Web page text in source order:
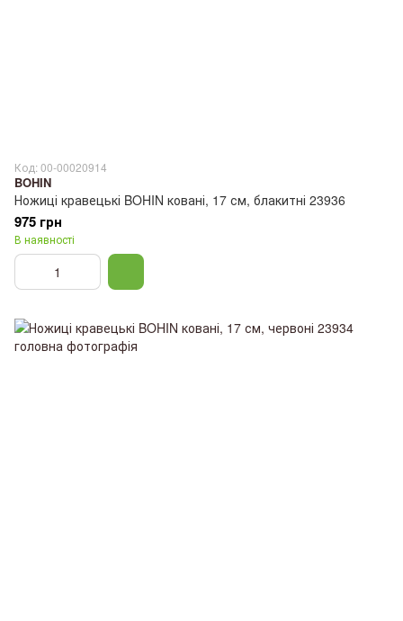
Код: 00-00020914
BOHIN
Ножиці кравецькі BOHIN ковані, 17 см, блакитні 23936
975 грн
В наявності